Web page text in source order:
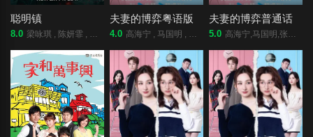
聪明镇
8.0 梁咏琪 , 陈妍霏 , 余杰恩 , 郑炜龄 , 许曦文 , 刘修甫 , 潘纲大 , 宋柏纬 , 乔湲媛 , 邱以太 , 赵文瑄 , 天心 , 唐从圣 , 张书伟 , 雷洪 , 温升豪 , 炎亚纶 , 蔡淑臻 , 孙沁岳 , 安原良
夫妻的博弈粤语版
4.0 高海宁 , 马国明 , 张颕康 , 郭柏妍 , 黄智贤 , 陈晓华 , 游嘉欣 , 何广沛 , 邓智坚
夫妻的博弈普通话
5.0 高海宁,马国明,张颕康,郭柏妍,黄智贤,陈晓华,游嘉欣,何广沛,邓智坚